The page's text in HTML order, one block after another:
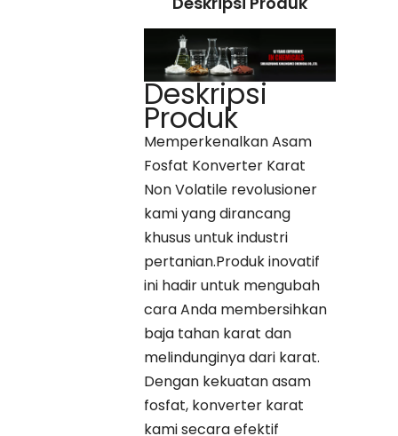
Deskripsi
Produk
Memperkenalkan Asam
Fosfat Konverter Karat
Non Volatile revolusioner
kami yang dirancang
khusus untuk industri
pertanian.Produk inovatif
ini hadir untuk mengubah
cara Anda membersihkan
baja tahan karat dan
melindunginya dari karat.
Dengan kekuatan asam
fosfat, konverter karat
kami secara efektif